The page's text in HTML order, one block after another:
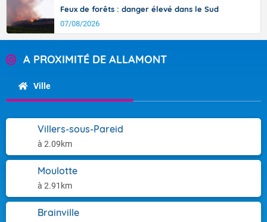
Feux de forêts : danger élevé dans le Sud
07/08/2026
A PROXIMITÉ DE ALLAMONT
Ville
Villers-sous-Pareid
à 2.09km
Moulotte
à 2.91km
Brainville